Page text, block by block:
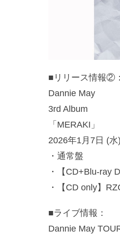
■リリース情報②：
Dannie May
3rd Album
「MERAKI」
2026年1月7日 (
・通常盤
・【CD+Blu-ray
・【CD only】
■ライブ情報：
Dannie May